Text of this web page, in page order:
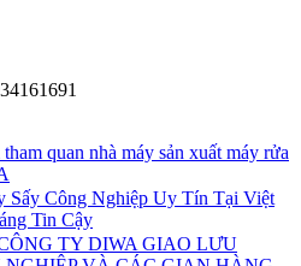
quan nhà máy sản xuất máy rửa
Sấy Công Nghiệp Uy Tín Tại Việt
Tin Cậy
TY DIWA GIAO LƯU